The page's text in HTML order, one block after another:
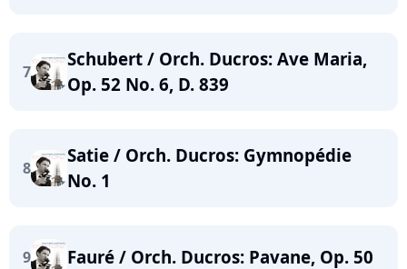
7
Schubert / Orch. Ducros: Ave Maria,
Op. 52 No. 6, D. 839
8
Satie / Orch. Ducros: Gymnopédie
No. 1
9 Fauré / Orch. Ducros: Pavane, Op. 50